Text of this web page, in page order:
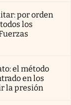
por orden
los
el método
en los
la presión